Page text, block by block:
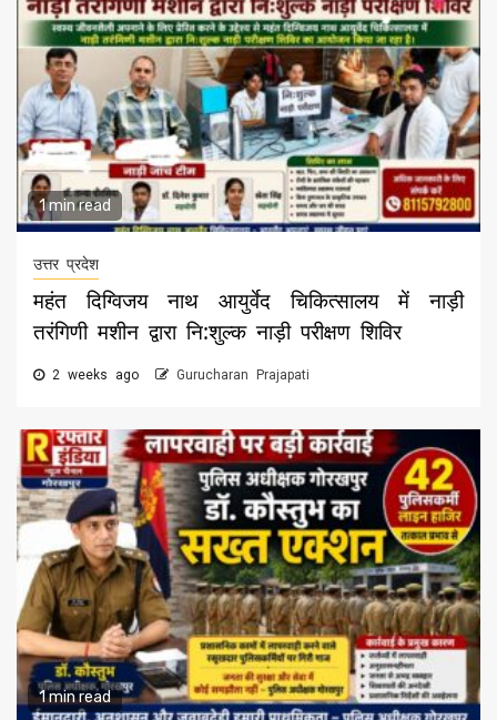
1 min read
उत्तर प्रदेश
महंत दिग्विजय नाथ आयुर्वेद चिकित्सालय में नाड़ी
तरंगिणी मशीन द्वारा नि:शुल्क नाड़ी परीक्षण शिविर
2 weeks ago Gurucharan Prajapati
1 min read